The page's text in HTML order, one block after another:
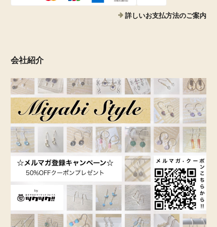
詳しいお支払方法のご案内
会社紹介